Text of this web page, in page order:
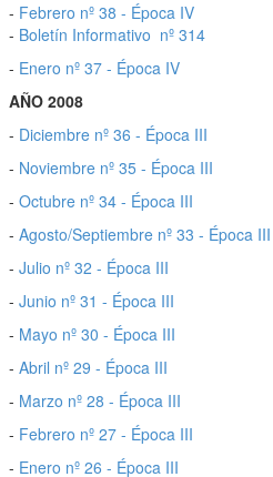
- Febrero nº 38 - Época IV
- Boletín Informativo nº 314
- Enero nº 37 - Época IV
AÑO 2008
- Diciembre nº 36 - Época III
- Noviembre nº 35 - Época III
- Octubre nº 34 - Época III
- Agosto/Septiembre nº 33 - Época III
- Julio nº 32 - Época III
- Junio nº 31 - Época III
- Mayo nº 30 - Época III
- Abril nº 29 - Época III
- Marzo nº 28 - Época III
- Febrero nº 27 - Época III
- Enero nº 26 - Época III